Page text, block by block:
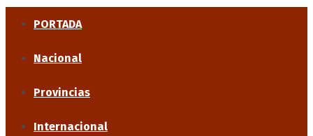
PORTADA
Nacional
Provincias
Internacional